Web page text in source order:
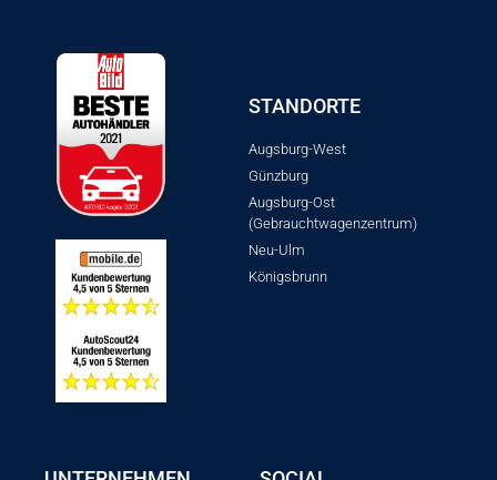
STANDORTE
Augsburg-West
Günzburg
Augsburg-Ost
(Gebrauchtwagenzentrum)
Neu-Ulm
Königsbrunn